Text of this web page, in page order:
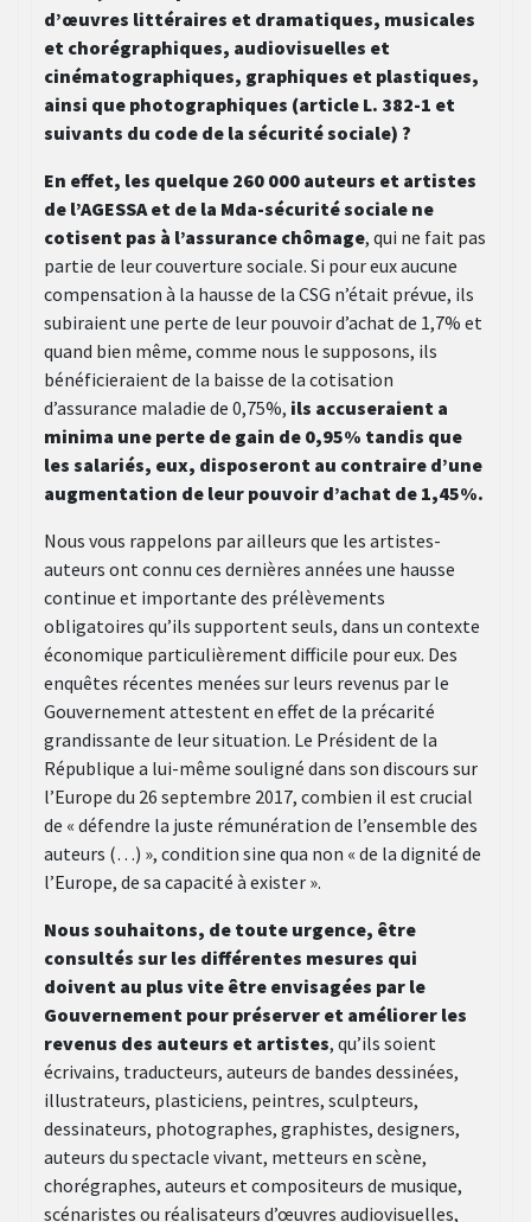
d’œuvres littéraires et dramatiques, musicales
et chorégraphiques, audiovisuelles et
cinématographiques, graphiques et plastiques,
ainsi que photographiques (article L. 382-1 et
suivants du code de la sécurité sociale) ?
En effet, les quelque 260 000 auteurs et artistes
de l’AGESSA et de la Mda-sécurité sociale ne
cotisent pas à l’assurance chômage, qui ne fait pas
partie de leur couverture sociale. Si pour eux aucune
compensation à la hausse de la CSG n’était prévue, ils
subiraient une perte de leur pouvoir d’achat de 1,7% et
quand bien même, comme nous le supposons, ils
bénéficieraient de la baisse de la cotisation
d’assurance maladie de 0,75%, ils accuseraient a
minima une perte de gain de 0,95% tandis que
les salariés, eux, disposeront au contraire d’une
augmentation de leur pouvoir d’achat de 1,45%.
Nous vous rappelons par ailleurs que les artistes-
auteurs ont connu ces dernières années une hausse
continue et importante des prélèvements
obligatoires qu’ils supportent seuls, dans un contexte
économique particulièrement difficile pour eux. Des
enquêtes récentes menées sur leurs revenus par le
Gouvernement attestent en effet de la précarité
grandissante de leur situation. Le Président de la
République a lui-même souligné dans son discours sur
l’Europe du 26 septembre 2017, combien il est crucial
de « défendre la juste rémunération de l’ensemble des
auteurs (…) », condition sine qua non « de la dignité de
l’Europe, de sa capacité à exister ».
Nous souhaitons, de toute urgence, être
consultés sur les différentes mesures qui
doivent au plus vite être envisagées par le
Gouvernement pour préserver et améliorer les
revenus des auteurs et artistes, qu’ils soient
écrivains, traducteurs, auteurs de bandes dessinées,
illustrateurs, plasticiens, peintres, sculpteurs,
dessinateurs, photographes, graphistes, designers,
auteurs du spectacle vivant, metteurs en scène,
chorégraphes, auteurs et compositeurs de musique,
scénaristes ou réalisateurs d’œuvres audiovisuelles,